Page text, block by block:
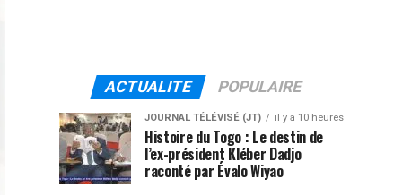
ACTUALITE POPULAIRE
JOURNAL TÉLÉVISÉ (JT) il y a 10 heures
Histoire du Togo : Le destin de
l’ex-président Kléber Dadjo
raconté par Évalo Wiyao